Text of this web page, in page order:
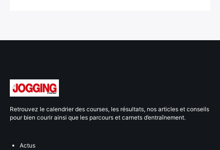
Retrouvez le calendrier des courses, les résultats, nos articles et conseils
pour bien courir ainsi que les parcours et carnets d’entraînement.
Actus